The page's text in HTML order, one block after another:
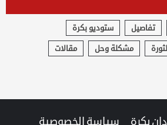
تفاصيل ستوديو بكرة
مشكلة وحل مقالات
بكرة سياسة الخصوصية